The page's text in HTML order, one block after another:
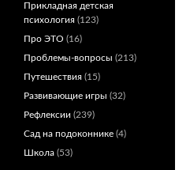
Прикладная детская
психология (123)
Про ЭТО (16)
Проблемы-вопросы (213)
Путешествия (15)
Развивающие игры (32)
Рефлексии (239)
Сад на подоконнике (4)
Школа (53)